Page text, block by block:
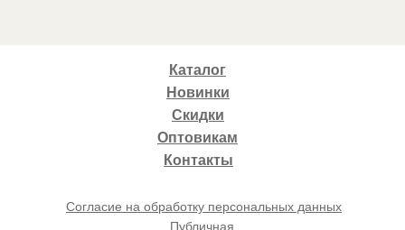
Согласие на обработку персональных данных
Публичная
Оптовикам
Скидки
Новинки
Каталог
Контакты